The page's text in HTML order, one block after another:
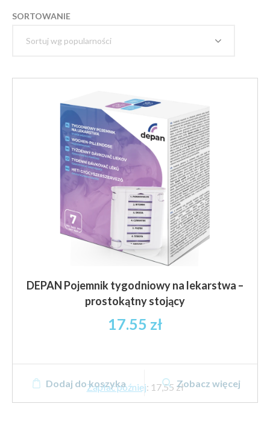
SORTOWANIE
DEPAN Pojemnik tygodniowy na lekarstwa –
prostokątny stojący
17.55 zł
Zapłać później: 17,55 zł
Dodaj do koszyka Zobacz więcej